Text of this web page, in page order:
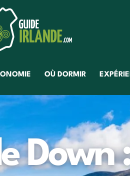
OÙ DORMIR
Down